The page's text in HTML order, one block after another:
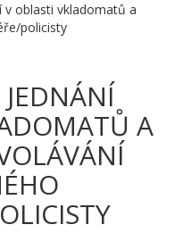
v oblasti vkladomatů a
policisty
A